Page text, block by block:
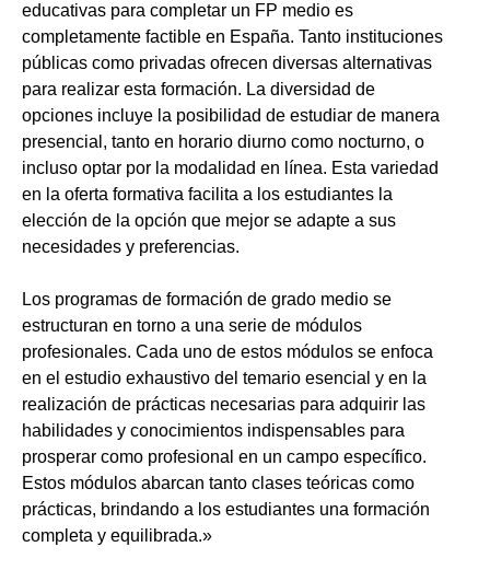
educativas para completar un FP medio es
completamente factible en España. Tanto instituciones
públicas como privadas ofrecen diversas alternativas
para realizar esta formación. La diversidad de
opciones incluye la posibilidad de estudiar de manera
presencial, tanto en horario diurno como nocturno, o
incluso optar por la modalidad en línea. Esta variedad
en la oferta formativa facilita a los estudiantes la
elección de la opción que mejor se adapte a sus
necesidades y preferencias.
Los programas de formación de grado medio se
estructuran en torno a una serie de módulos
profesionales. Cada uno de estos módulos se enfoca
en el estudio exhaustivo del temario esencial y en la
realización de prácticas necesarias para adquirir las
habilidades y conocimientos indispensables para
prosperar como profesional en un campo específico.
Estos módulos abarcan tanto clases teóricas como
prácticas, brindando a los estudiantes una formación
completa y equilibrada.»